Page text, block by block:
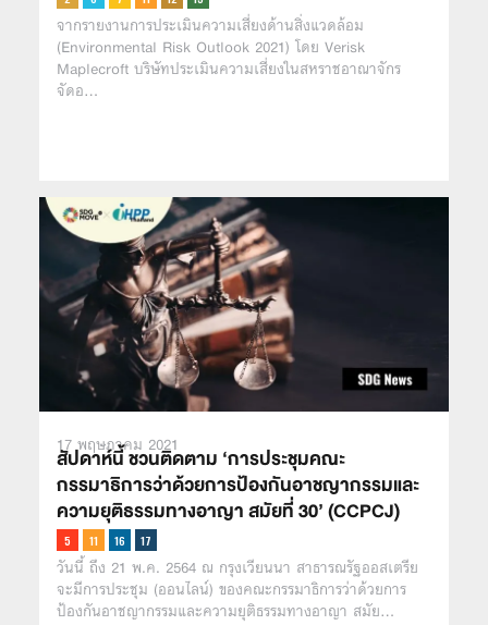
จากรายงานการประเมินความเสี่ยงด้านสิ่งแวดล้อม
(Environmental Risk Outlook 2021) โดย Verisk
Maplecroft บริษัทประเมินความเสี่ยงในสหราชอาณาจักร
จัดอ…
17 พฤษภาคม 2021
สัปดาห์นี้ ชวนติดตาม ‘การประชุมคณะ
กรรมาธิการว่าด้วยการป้องกันอาชญากรรมและ
ความยุติธรรมทางอาญา สมัยที่ 30’ (CCPCJ)
วันนี้ ถึง 21 พ.ค. 2564 ณ กรุงเวียนนา สาธารณรัฐออสเตรีย
จะมีการประชุม (ออนไลน์) ของคณะกรรมาธิการว่าด้วยการ
ป้องกันอาชญากรรมและความยุติธรรมทางอาญา สมัย…